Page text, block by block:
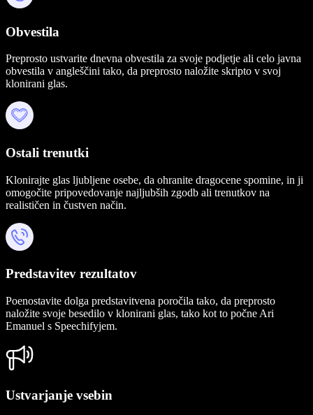
Obvestila
Preprosto ustvarite dnevna obvestila za svoje podjetje ali celo javna
obvestila v angleščini tako, da preprosto naložite skripto v svoj
klonirani glas.
Ostali trenutki
Klonirajte glas ljubljene osebe, da ohranite dragocene spomine, in ji
omogočite pripovedovanje najljubših zgodb ali trenutkov na
realističen in čustven način.
Predstavitev rezultatov
Poenostavite dolga predstavitvena poročila tako, da preprosto
naložite svoje besedilo v klonirani glas, tako kot to počne Ari
Emanuel s Speechifyjem.
Ustvarjanje vsebin